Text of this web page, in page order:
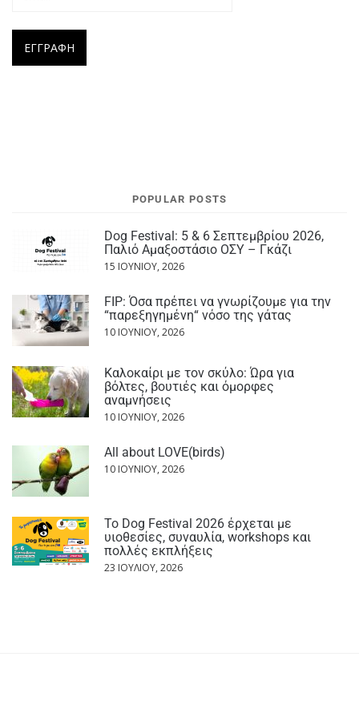
POPULAR POSTS
Dog Festival: 5 & 6 Σεπτεμβρίου 2026,
Παλιό Αμαξοστάσιο ΟΣΥ – Γκάζι
15 ΙΟΥΝΊΟΥ, 2026
FIP: Όσα πρέπει να γνωρίζουμε για την
“παρεξηγημένη“ νόσο της γάτας
10 ΙΟΥΝΊΟΥ, 2026
Καλοκαίρι με τον σκύλο: Ώρα για
βόλτες, βουτιές και όμορφες
αναμνήσεις
10 ΙΟΥΝΊΟΥ, 2026
All about LOVE(birds)
10 ΙΟΥΝΊΟΥ, 2026
Το Dog Festival 2026 έρχεται με
υιοθεσίες, συναυλία, workshops και
πολλές εκπλήξεις
23 ΙΟΥΛΊΟΥ, 2026